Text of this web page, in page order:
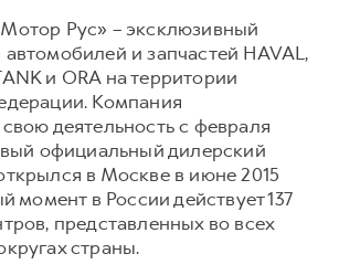
Рус» – эксклюзивный
и запчастей HAVAL,
и ORA на территории
Компания
деятельность с февраля
официальный дилерский
в Москве в июне 2015
момент в России действует 137
представленных во всех
страны.